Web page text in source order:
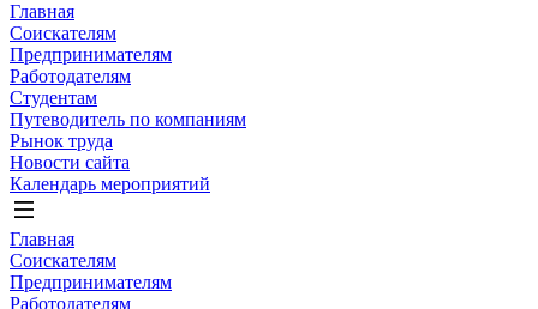
Главная
Соискателям
Предпринимателям
Работодателям
Студентам
Путеводитель по компаниям
Рынок труда
Новости сайта
Календарь мероприятий
Главная
Соискателям
Предпринимателям
Работодателям